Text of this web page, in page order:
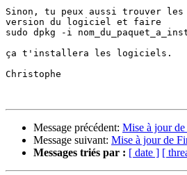
Sinon, tu peux aussi trouver
version du logiciel et faire
sudo dpkg -i
ça t'installera les logiciels.
Christophe
Message précédent: Mise à jour
Message suivant: Mise à jour de
Messages triés par : [ date ] [